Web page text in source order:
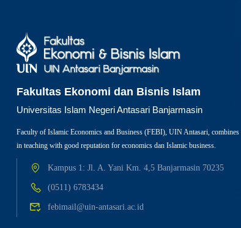
Fakultas Ekonomi dan Bisnis Islam
Universitas Islam Negeri Antasari Banjarmasin
Faculty of Islamic Economics and Business (FEBI), UIN Antasari, combines
in teaching with good reputation for economics dan Islamic business.
Kampus 1: Jl. A. Yani Km. 4,5 Banjarmasin 70235
(0511) 6783434
febimail@uin-antasari.ac.id